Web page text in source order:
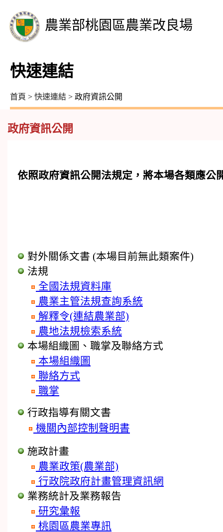
農業部桃園區農業改良場
快速連結
首頁 > 快速連結 > 政府資訊公開
政府資訊公開
依照政府資訊公開法規定，將本場各類應公
對外關係文書 (本場目前無此類案件)
法規
全國法規資料庫
農業主管法規查詢系統
解釋令(連結農業部)
農地法規檢索系統
本場組織圖、職掌及聯絡方式
本場組織圖
聯絡方式
職掌
行政指導有關文書
機關內部控制聲明書
施政計畫
農業政策(農業部)
行政院政府計畫管理資訊網
業務統計及業務報告
研究彙報
桃園區農業專訊